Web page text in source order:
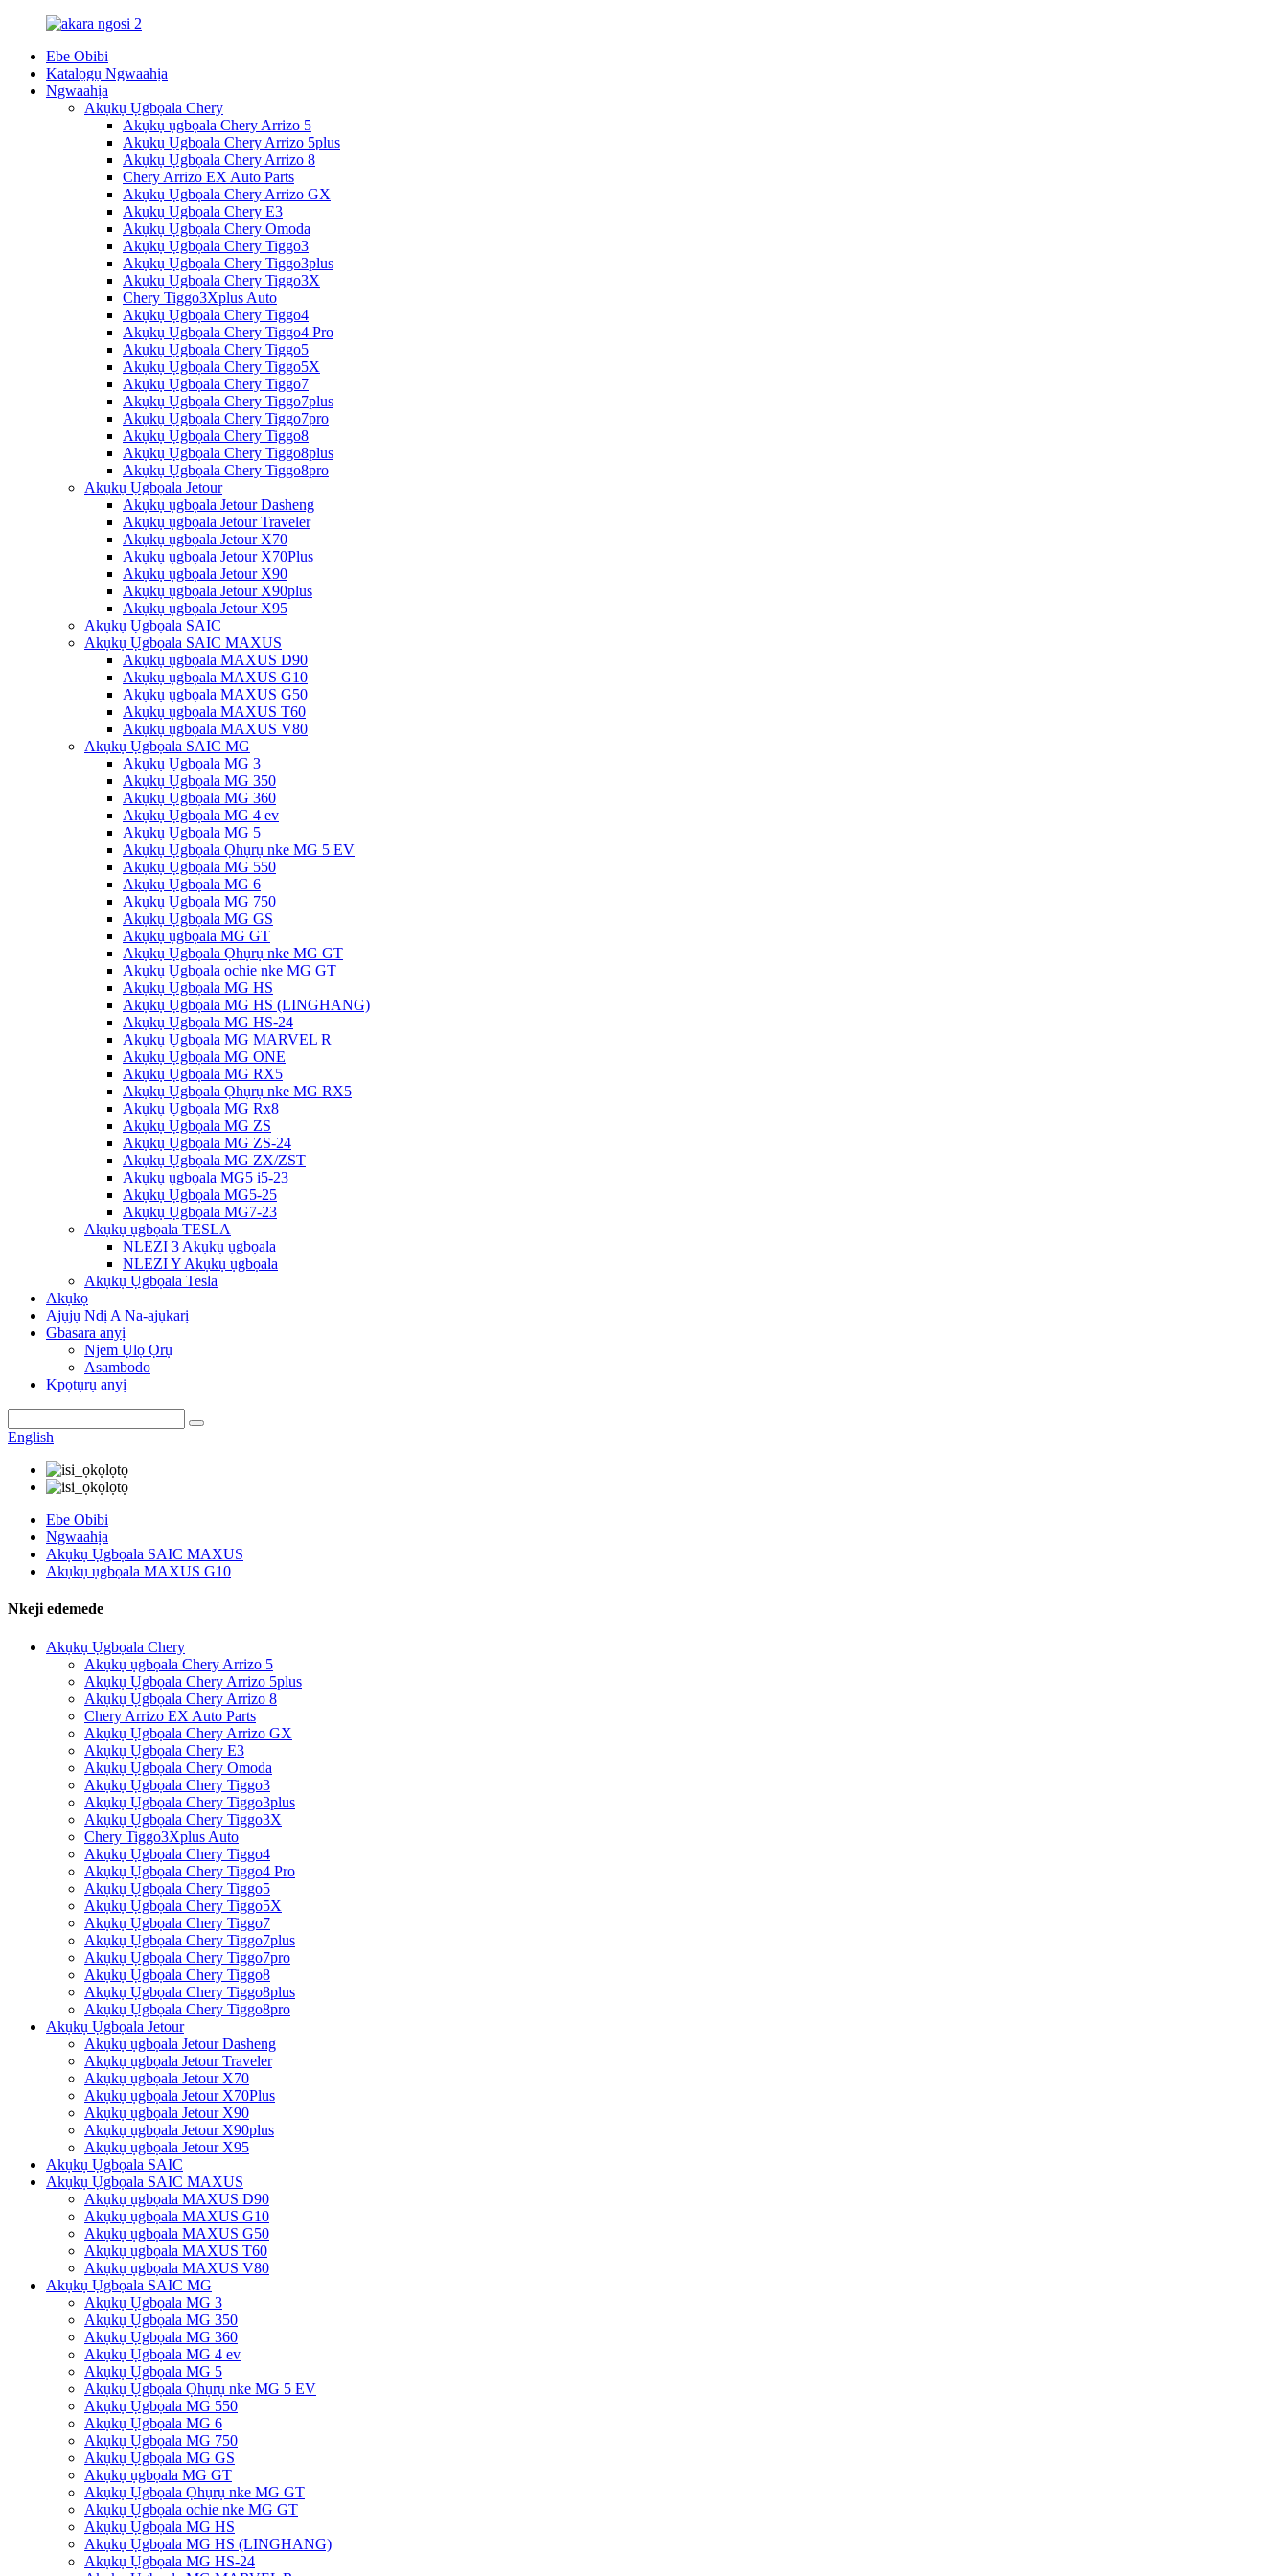
Ebe Obibi
Katalọgụ Ngwaahịa
Ngwaahịa
Akụkụ Ụgbọala Chery
Akụkụ ụgbọala Chery Arrizo 5
Akụkụ Ụgbọala Chery Arrizo 5plus
Akụkụ Ụgbọala Chery Arrizo 8
Chery Arrizo EX Auto Parts
Akụkụ Ụgbọala Chery Arrizo GX
Akụkụ Ụgbọala Chery E3
Akụkụ Ụgbọala Chery Omoda
Akụkụ Ụgbọala Chery Tiggo3
Akụkụ Ụgbọala Chery Tiggo3plus
Akụkụ Ụgbọala Chery Tiggo3X
Chery Tiggo3Xplus Auto
Akụkụ Ụgbọala Chery Tiggo4
Akụkụ Ụgbọala Chery Tiggo4 Pro
Akụkụ Ụgbọala Chery Tiggo5
Akụkụ Ụgbọala Chery Tiggo5X
Akụkụ Ụgbọala Chery Tiggo7
Akụkụ Ụgbọala Chery Tiggo7plus
Akụkụ Ụgbọala Chery Tiggo7pro
Akụkụ Ụgbọala Chery Tiggo8
Akụkụ Ụgbọala Chery Tiggo8plus
Akụkụ Ụgbọala Chery Tiggo8pro
Akụkụ Ụgbọala Jetour
Akụkụ ụgbọala Jetour Dasheng
Akụkụ ụgbọala Jetour Traveler
Akụkụ ụgbọala Jetour X70
Akụkụ ụgbọala Jetour X70Plus
Akụkụ ụgbọala Jetour X90
Akụkụ ụgbọala Jetour X90plus
Akụkụ ụgbọala Jetour X95
Akụkụ Ụgbọala SAIC
Akụkụ Ụgbọala SAIC MAXUS
Akụkụ ụgbọala MAXUS D90
Akụkụ ụgbọala MAXUS G10
Akụkụ ụgbọala MAXUS G50
Akụkụ ụgbọala MAXUS T60
Akụkụ ụgbọala MAXUS V80
Akụkụ Ụgbọala SAIC MG
Akụkụ Ụgbọala MG 3
Akụkụ Ụgbọala MG 350
Akụkụ Ụgbọala MG 360
Akụkụ Ụgbọala MG 4 ev
Akụkụ Ụgbọala MG 5
Akụkụ Ụgbọala Ọhụrụ nke MG 5 EV
Akụkụ Ụgbọala MG 550
Akụkụ Ụgbọala MG 6
Akụkụ Ụgbọala MG 750
Akụkụ Ụgbọala MG GS
Akụkụ ụgbọala MG GT
Akụkụ Ụgbọala Ọhụrụ nke MG GT
Akụkụ Ụgbọala ochie nke MG GT
Akụkụ Ụgbọala MG HS
Akụkụ Ụgbọala MG HS (LINGHANG)
Akụkụ Ụgbọala MG HS-24
Akụkụ Ụgbọala MG MARVEL R
Akụkụ Ụgbọala MG ONE
Akụkụ Ụgbọala MG RX5
Akụkụ Ụgbọala Ọhụrụ nke MG RX5
Akụkụ Ụgbọala MG Rx8
Akụkụ Ụgbọala MG ZS
Akụkụ Ụgbọala MG ZS-24
Akụkụ Ụgbọala MG ZX/ZST
Akụkụ ụgbọala MG5 i5-23
Akụkụ Ụgbọala MG5-25
Akụkụ Ụgbọala MG7-23
Akụkụ ụgbọala TESLA
NLEZI 3 Akụkụ ụgbọala
NLEZI Y Akụkụ ụgbọala
Akụkụ Ụgbọala Tesla
Akụkọ
Ajụjụ Ndị A Na-ajụkarị
Gbasara anyị
Njem Ụlọ Ọrụ
Asambodo
Kpọtụrụ anyị
English
Ebe Obibi
Ngwaahịa
Akụkụ Ụgbọala SAIC MAXUS
Akụkụ ụgbọala MAXUS G10
Nkeji edemede
Akụkụ Ụgbọala Chery
Akụkụ ụgbọala Chery Arrizo 5
Akụkụ Ụgbọala Chery Arrizo 5plus
Akụkụ Ụgbọala Chery Arrizo 8
Chery Arrizo EX Auto Parts
Akụkụ Ụgbọala Chery Arrizo GX
Akụkụ Ụgbọala Chery E3
Akụkụ Ụgbọala Chery Omoda
Akụkụ Ụgbọala Chery Tiggo3
Akụkụ Ụgbọala Chery Tiggo3plus
Akụkụ Ụgbọala Chery Tiggo3X
Chery Tiggo3Xplus Auto
Akụkụ Ụgbọala Chery Tiggo4
Akụkụ Ụgbọala Chery Tiggo4 Pro
Akụkụ Ụgbọala Chery Tiggo5
Akụkụ Ụgbọala Chery Tiggo5X
Akụkụ Ụgbọala Chery Tiggo7
Akụkụ Ụgbọala Chery Tiggo7plus
Akụkụ Ụgbọala Chery Tiggo7pro
Akụkụ Ụgbọala Chery Tiggo8
Akụkụ Ụgbọala Chery Tiggo8plus
Akụkụ Ụgbọala Chery Tiggo8pro
Akụkụ Ụgbọala Jetour
Akụkụ ụgbọala Jetour Dasheng
Akụkụ ụgbọala Jetour Traveler
Akụkụ ụgbọala Jetour X70
Akụkụ ụgbọala Jetour X70Plus
Akụkụ ụgbọala Jetour X90
Akụkụ ụgbọala Jetour X90plus
Akụkụ ụgbọala Jetour X95
Akụkụ Ụgbọala SAIC
Akụkụ Ụgbọala SAIC MAXUS
Akụkụ ụgbọala MAXUS D90
Akụkụ ụgbọala MAXUS G10
Akụkụ ụgbọala MAXUS G50
Akụkụ ụgbọala MAXUS T60
Akụkụ ụgbọala MAXUS V80
Akụkụ Ụgbọala SAIC MG
Akụkụ Ụgbọala MG 3
Akụkụ Ụgbọala MG 350
Akụkụ Ụgbọala MG 360
Akụkụ Ụgbọala MG 4 ev
Akụkụ Ụgbọala MG 5
Akụkụ Ụgbọala Ọhụrụ nke MG 5 EV
Akụkụ Ụgbọala MG 550
Akụkụ Ụgbọala MG 6
Akụkụ Ụgbọala MG 750
Akụkụ Ụgbọala MG GS
Akụkụ ụgbọala MG GT
Akụkụ Ụgbọala Ọhụrụ nke MG GT
Akụkụ Ụgbọala ochie nke MG GT
Akụkụ Ụgbọala MG HS
Akụkụ Ụgbọala MG HS (LINGHANG)
Akụkụ Ụgbọala MG HS-24